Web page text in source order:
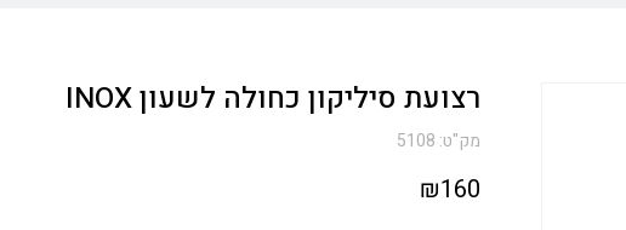
רצועת סיליקון כחולה לשעון INOX
מק"ט: 5108
₪160